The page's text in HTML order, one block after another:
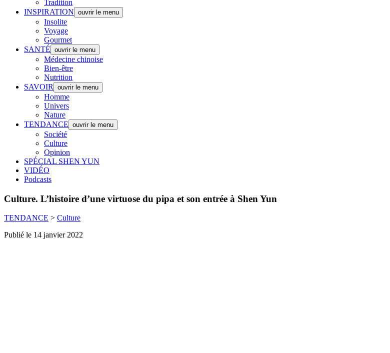
Tradition
INSPIRATION ouvrir le menu
Insolite
Voyage
Gourmet
SANTÉ ouvrir le menu
Médecine chinoise
Bien-être
Nutrition
SAVOIR
ouvrir le menu
Homme
Univers
Nature
TENDANCE ouvrir le menu
Société
Culture
Opinion
SPÉCIAL SHEN YUN
VIDÉO
Podcasts
Culture. L’histoire d’une virtuose du pipa et son entrée à Shen Yun
TENDANCE > Culture
Publié le 14 janvier 2022